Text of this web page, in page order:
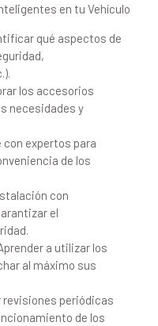
en tu Vehículo
qué aspectos de
los accesorios
necesidades y
expertos para
de los
con
el
a utilizar los
al máximo sus
periódicas
de los